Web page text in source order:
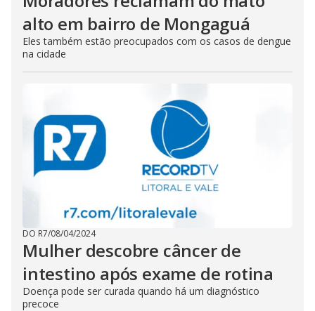
alto em bairro de Mongaguá
Eles também estão preocupados com os casos de dengue
na cidade
DO R7/08/04/2024
Mulher descobre câncer de
intestino após exame de rotina
Doença pode ser curada quando há um diagnóstico
precoce